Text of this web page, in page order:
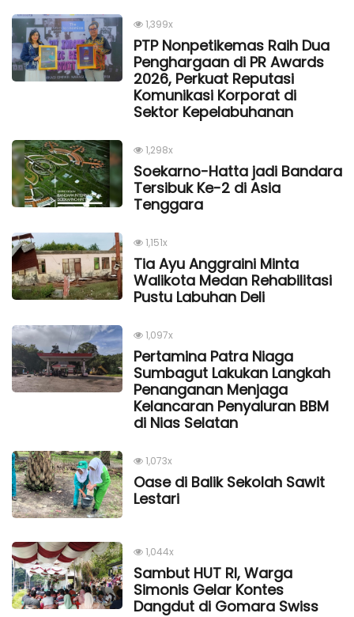
1,399x
PTP Nonpetikemas Raih Dua
Penghargaan di PR Awards
2026, Perkuat Reputasi
Komunikasi Korporat di
Sektor Kepelabuhanan
1,298x
Soekarno-Hatta jadi Bandara
Tersibuk Ke-2 di Asia
Tenggara
1,151x
Tia Ayu Anggraini Minta
Walikota Medan Rehabilitasi
Pustu Labuhan Deli
1,097x
Pertamina Patra Niaga
Sumbagut Lakukan Langkah
Penanganan Menjaga
Kelancaran Penyaluran BBM
di Nias Selatan
1,073x
Oase di Balik Sekolah Sawit
Lestari
1,044x
Sambut HUT RI, Warga
Simonis Gelar Kontes
Dangdut di Gomara Swiss